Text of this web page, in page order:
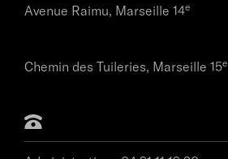
Avenue Raimu, Marseille 14e
Chemin des Tuileries, Marseille 15e